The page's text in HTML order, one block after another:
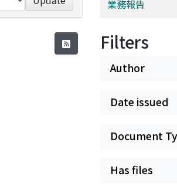
業務報告
Filters
Author
Date issued
Document
Has files